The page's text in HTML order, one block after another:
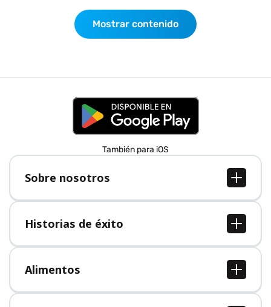
Mostrar contenido
También para iOS
Sobre nosotros
Sobre nosotros
Empleo
Prensa
Historias de éxito
Todas las historias de éxito
Alimentos
Todos los alimentos